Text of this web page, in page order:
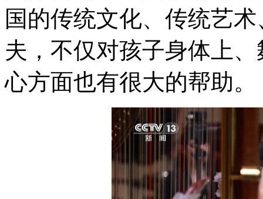
国的传统文化、传统艺
夫，不仅对孩子身体上
心方面也有很大的帮助。